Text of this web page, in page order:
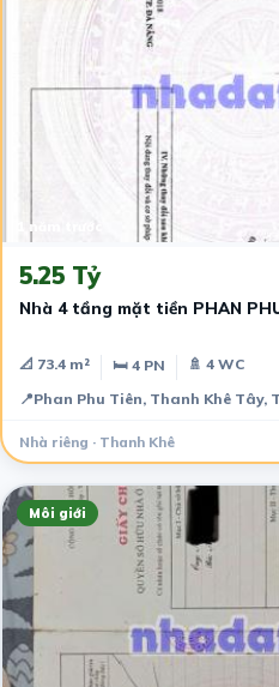
1 năm trước
5.25 Tỷ
Nhà 4 tầng mặt tiền PHAN
📐 73.4 m² 🛏 4 PN
🚿 4 WC
📍Phan Phu Tiên, Thanh Khê Tây,
Nhà riêng · Thanh Khê
Môi giới